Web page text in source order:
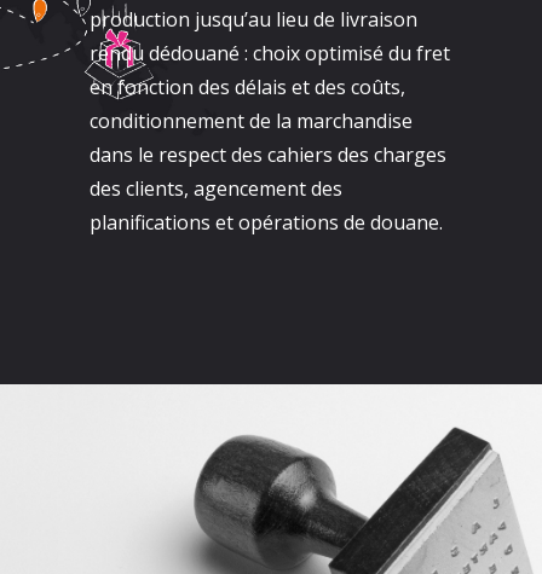
production jusqu’au lieu de livraison
rendu dédouané : choix optimisé du fret
en fonction des délais et des coûts,
conditionnement de la marchandise
dans le respect des cahiers des charges
des clients, agencement des
planifications et opérations de douane.